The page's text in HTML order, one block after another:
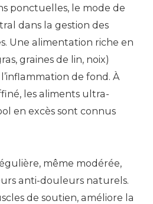
ponctuelles, le mode de
dans la gestion des
Une alimentation riche en
graines de lin, noix)
de fond. À
les aliments ultra-
en excès sont connus
même modérée,
anti-douleurs naturels.
de soutien, améliore la